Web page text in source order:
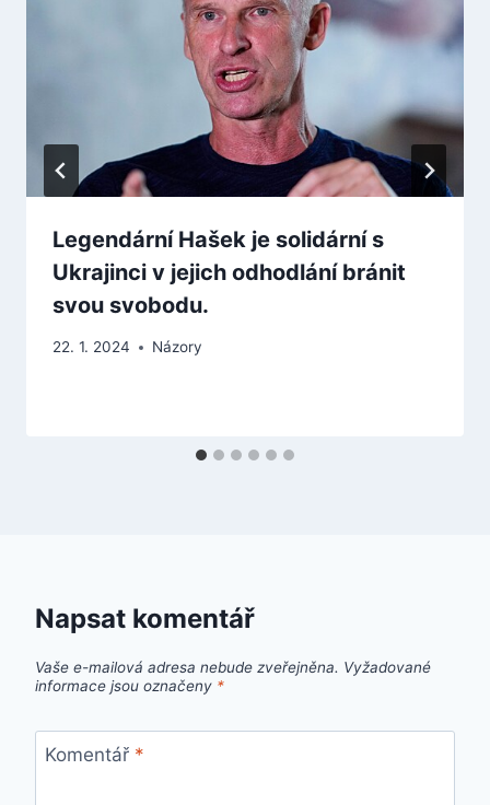
Legendární Hašek je solidární s
Ukrajinci v jejich odhodlání bránit
svou svobodu.
22. 1. 2024 Názory
Napsat komentář
Vaše e-mailová adresa nebude zveřejněna. Vyžadované
informace jsou označeny *
Komentář *